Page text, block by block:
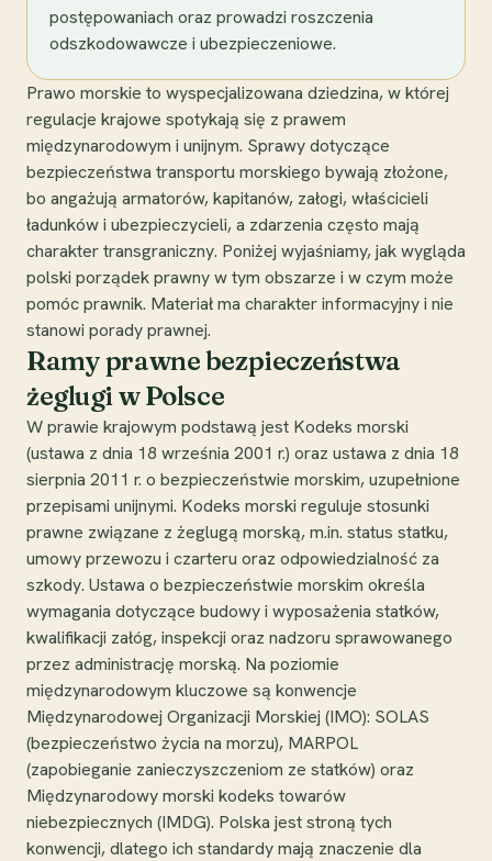
postępowaniach oraz prowadzi roszczenia
odszkodowawcze i ubezpieczeniowe.
Prawo morskie to wyspecjalizowana dziedzina, w której
regulacje krajowe spotykają się z prawem
międzynarodowym i unijnym. Sprawy dotyczące
bezpieczeństwa transportu morskiego bywają złożone,
bo angażują armatorów, kapitanów, załogi, właścicieli
ładunków i ubezpieczycieli, a zdarzenia często mają
charakter transgraniczny. Poniżej wyjaśniamy, jak wygląda
polski porządek prawny w tym obszarze i w czym może
pomóc prawnik. Materiał ma charakter informacyjny i nie
stanowi porady prawnej.
Ramy prawne bezpieczeństwa
żeglugi w Polsce
W prawie krajowym podstawą jest Kodeks morski
(ustawa z dnia 18 września 2001 r.) oraz ustawa z dnia 18
sierpnia 2011 r. o bezpieczeństwie morskim, uzupełnione
przepisami unijnymi. Kodeks morski reguluje stosunki
prawne związane z żeglugą morską, m.in. status statku,
umowy przewozu i czarteru oraz odpowiedzialność za
szkody. Ustawa o bezpieczeństwie morskim określa
wymagania dotyczące budowy i wyposażenia statków,
kwalifikacji załóg, inspekcji oraz nadzoru sprawowanego
przez administrację morską. Na poziomie
międzynarodowym kluczowe są konwencje
Międzynarodowej Organizacji Morskiej (IMO): SOLAS
(bezpieczeństwo życia na morzu), MARPOL
(zapobieganie zanieczyszczeniom ze statków) oraz
Międzynarodowy morski kodeks towarów
niebezpiecznych (IMDG). Polska jest stroną tych
konwencji, dlatego ich standardy mają znaczenie dla